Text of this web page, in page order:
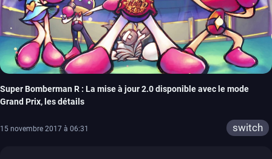
Super Bomberman R : La mise à jour 2.0 disponible avec le mode
Grand Prix, les détails
15 novembre 2017 à 06:31 switch